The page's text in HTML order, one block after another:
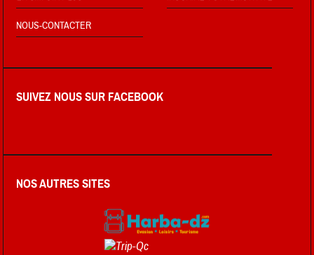
NOUS-CONTACTER
SUIVEZ NOUS SUR FACEBOOK
NOS AUTRES SITES